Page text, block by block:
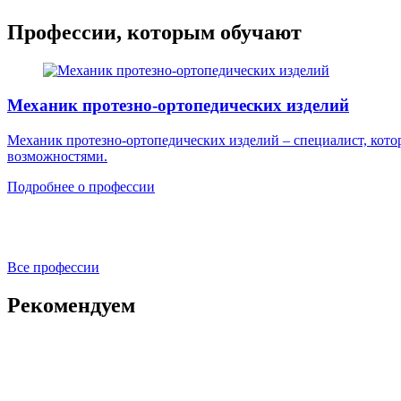
Профессии, которым обучают
Механик протезно-ортопедических изделий
Механик протезно-ортопедических изделий – специалист,
возможностями.
Подробнее о профессии
Все профессии
Рекомендуем